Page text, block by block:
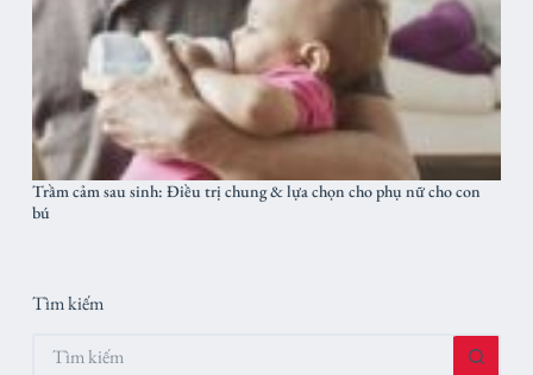
Trầm cảm sau sinh: Điều trị chung & lựa chọn cho phụ nữ cho con
bú
Tìm kiếm
Không